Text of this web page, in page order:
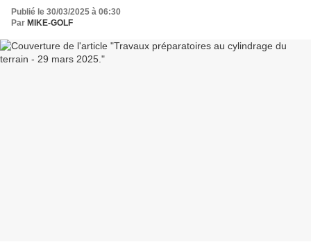
Publié le 30/03/2025 à 06:30
Par MIKE-GOLF